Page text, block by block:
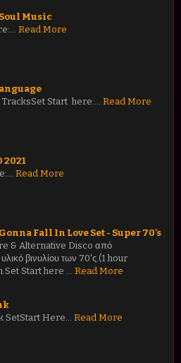
Music
Read More
TracksSet Start here:… Read More
2021
Read More
Fall In Love Set - Super 70's
& Alternative Disco από
βινυλίου των 70'ς.(1 hour
Start here … Read More
SetStart Here… Read More